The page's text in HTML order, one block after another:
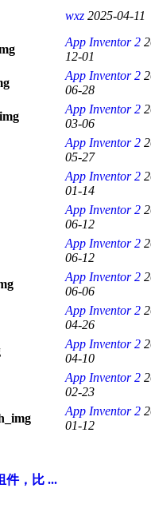
wxz 2025-04-11
App Inventor 2
12-01
App Inventor 2
06-28
App Inventor 2
03-06
App Inventor 2
05-27
App Inventor 2
01-14
App Inventor 2
06-12
App Inventor 2
06-12
App Inventor 2
06-06
App Inventor 2
04-26
App Inventor 2
04-10
App Inventor 2
02-23
App Inventor 2
01-12
件，比 ...